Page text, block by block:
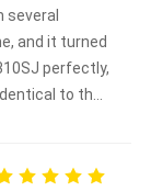
several
and it turned
perfectly,
to the